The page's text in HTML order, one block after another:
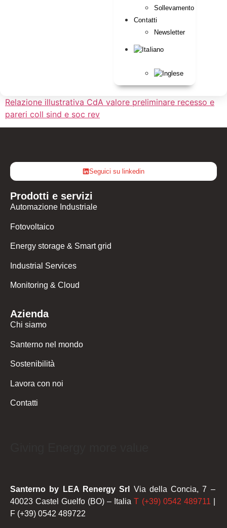
Sollevamento
Contatti
Newsletter
Relazione illustrativa CdA valore preliminare recesso e
pareri coll sind e soc rev
Seguici su linkedin
Prodotti e servizi
Automazione Industriale
Fotovoltaico
Energy storage & Smart grid
Industrial Services
Monitoring & Cloud
Azienda
Chi siamo
Santerno nel mondo
Sostenibilità
Lavora con noi
Contatti
Santerno by LEA Renergy Srl Via della Concia, 7 –
40023 Castel Guelfo (BO) – ItaliaT (+39) 0542 489711
F (+39) 0542 489722